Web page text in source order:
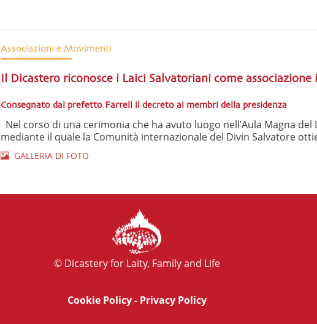
Associazioni e Movimenti
Il Dicastero riconosce i Laici Salvatoriani come
Consegnato dal prefetto Farrell il decreto ai membri della presidenza
Nel corso di una cerimonia che ha avuto luogo nell’Aula Magna
mediante il quale la Comunità internazionale del Divin Salvatore
GALLERIA DI FOTO
© Dicastery for Laity, Family and Life
Cookie Policy- Privacy Policy